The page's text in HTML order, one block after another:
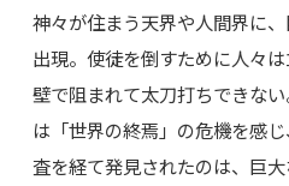
神々が住まう天界や人間界に
出現。使徒を倒すために人々
壁で阻まれて太刀打ちできな
は「世界の終焉」の危機を感
査を経て発見されたのは、巨